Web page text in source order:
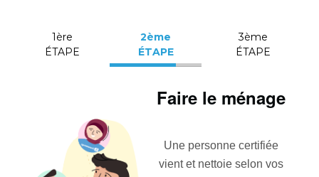
1ère
ÉTAPE
2ème
ÉTAPE
3ème
ÉTAPE
Faire le ménage
Une personne certifiée
vient et nettoie selon vos